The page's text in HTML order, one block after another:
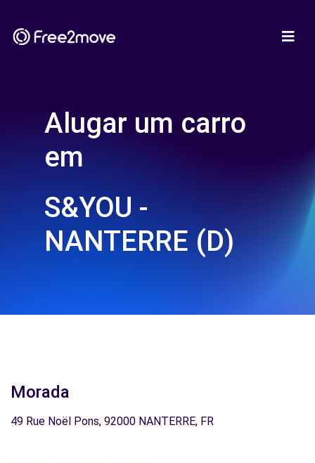
Alugar um carro
em
S&YOU -
NANTERRE (D)
Morada
49 Rue Noël Pons, 92000 NANTERRE, FR